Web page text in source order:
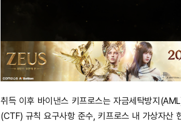
취득 이후 바이낸스 키프로스는 자금세탁방지
(CTF) 규칙 요구사항 준수, 키프로스 내 가상자산